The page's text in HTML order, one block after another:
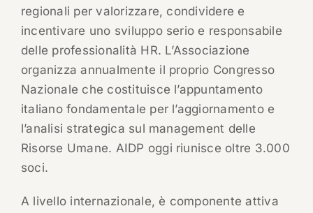
regionali per valorizzare, condividere e
incentivare uno sviluppo serio e responsabile
delle professionalità HR. L’Associazione
organizza annualmente il proprio Congresso
Nazionale che costituisce l’appuntamento
italiano fondamentale per l’aggiornamento e
l’analisi strategica sul management delle
Risorse Umane. AIDP oggi riunisce oltre 3.000
soci.
A livello internazionale, è componente attiva